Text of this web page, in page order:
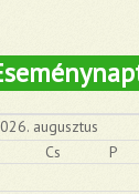
augusztus
Cs P